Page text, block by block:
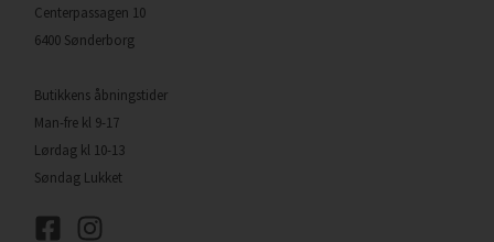
Centerpassagen 10
6400 Sønderborg
Butikkens åbningstider
Man-fre kl 9-17
Lørdag kl 10-13
Søndag Lukket